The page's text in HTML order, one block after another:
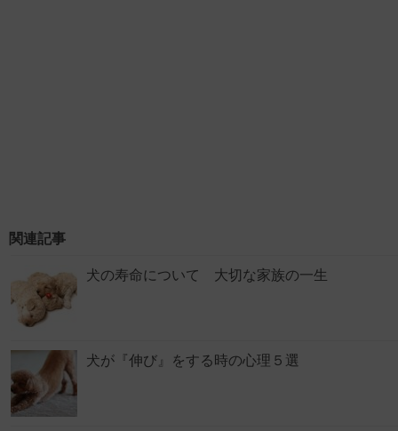
関連記事
犬の寿命について 大切な家族の一生
犬が『伸び』をする時の心理５選